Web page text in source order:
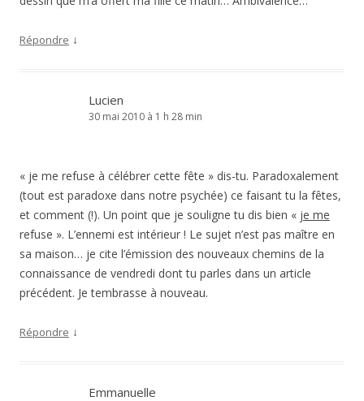
Répondre ↓
Lucien
30 mai 2010 à 1 h 28 min
« je me refuse à célébrer cette fête » dis-tu. Paradoxalement
(tout est paradoxe dans notre psychée) ce faisant tu la fêtes,
et comment (!). Un point que je souligne tu dis bien « je me
refuse ». L’ennemi est intérieur ! Le sujet n’est pas maître en
sa maison… je cite l’émission des nouveaux chemins de la
connaissance de vendredi dont tu parles dans un article
précédent. Je tembrasse à nouveau.
Répondre ↓
Emmanuelle